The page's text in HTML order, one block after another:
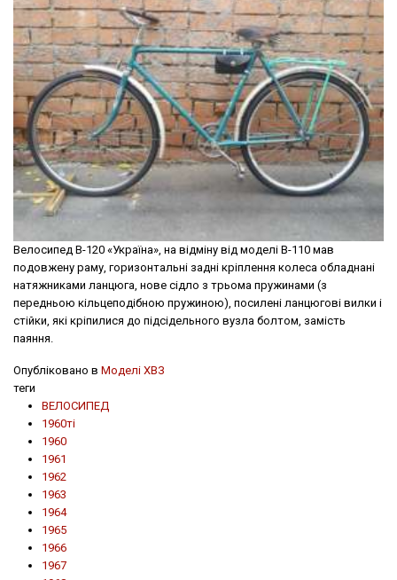
Велосипед В-120 «Україна», на відміну від моделі В-110 мав
подовжену раму, горизонтальні задні крiплення колеса обладнані
натяжниками ланцюга, нове сідло з трьома пружинами (з
передньою кільцеподібною пружиною), посилені ланцюгові вилки і
стійки, які кріпилися до підсідельного вузла болтом, замість
паяння.
Опубліковано в Моделі ХВЗ
теги
ВЕЛОСИПЕД
1960ті
1960
1961
1962
1963
1964
1965
1966
1967